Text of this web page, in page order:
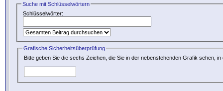
Suche mit Schlüsselwörtern
Schlüsselwörter:
Grafische Sicherheitsüberprüfung
Bitte geben Sie die sechs Zeichen, die Sie in der nebenstehenden Grafik sehen, in